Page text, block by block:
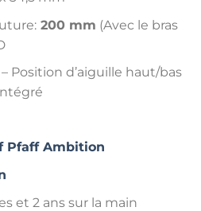
200 mm (Avec le bras
Position d’aiguille haut/bas
Pfaff Ambition
et 2 ans sur la main